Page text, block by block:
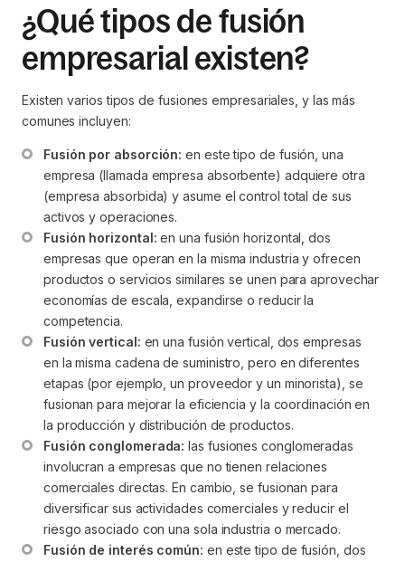
¿Qué tipos de fusión
empresarial existen?
Existen varios tipos de fusiones empresariales, y las más
comunes incluyen:
Fusión por absorción: en este tipo de fusión, una
empresa (llamada empresa absorbente) adquiere otra
(empresa absorbida) y asume el control total de sus
activos y operaciones.
Fusión horizontal: en una fusión horizontal, dos
empresas que operan en la misma industria y ofrecen
productos o servicios similares se unen para aprovechar
economías de escala, expandirse o reducir la
competencia.
Fusión vertical: en una fusión vertical, dos empresas
en la misma cadena de suministro, pero en diferentes
etapas (por ejemplo, un proveedor y un minorista), se
fusionan para mejorar la eficiencia y la coordinación en
la producción y distribución de productos.
Fusión conglomerada: las fusiones conglomeradas
involucran a empresas que no tienen relaciones
comerciales directas. En cambio, se fusionan para
diversificar sus actividades comerciales y reducir el
riesgo asociado con una sola industria o mercado.
Fusión de interés común: en este tipo de fusión, dos